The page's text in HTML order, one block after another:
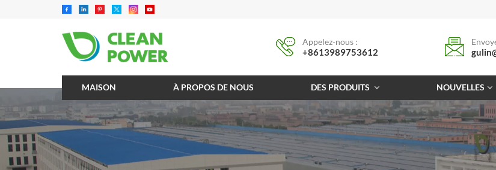
Appelez-nous :
+8613989753612
MAISON À PROPOS DE NOUS DES PRODUITS NOUVELLES